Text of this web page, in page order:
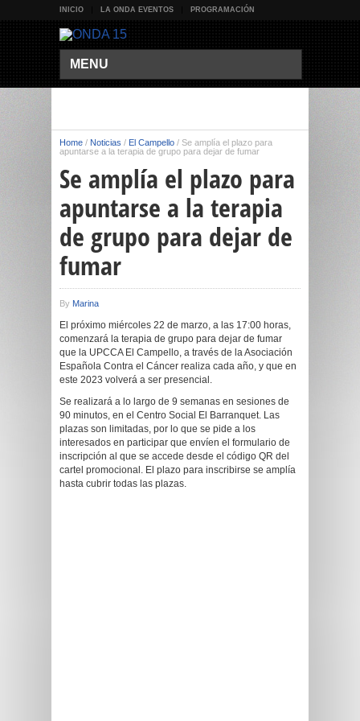
INICIO LA ONDA EVENTOS PROGRAMACIÓN
MENU
Home / Noticias / El Campello / Se amplía el plazo para
apuntarse a la terapia de grupo para dejar de fumar
Se amplía el plazo para
apuntarse a la terapia
de grupo para dejar de
fumar
By Marina
El próximo miércoles 22 de marzo, a las 17:00 horas,
comenzará la terapia de grupo para dejar de fumar
que la UPCCA El Campello, a través de la Asociación
Española Contra el Cáncer realiza cada año, y que en
este 2023 volverá a ser presencial.
Se realizará a lo largo de 9 semanas en sesiones de
90 minutos, en el Centro Social El Barranquet. Las
plazas son limitadas, por lo que se pide a los
interesados en participar que envíen el formulario de
inscripción al que se accede desde el código QR del
cartel promocional. El plazo para inscribirse se amplía
hasta cubrir todas las plazas.